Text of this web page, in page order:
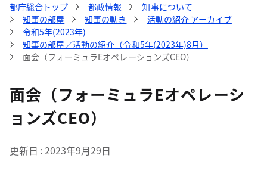
都庁総合トップ 都政情報
知事について
知事の部屋
知事の動き
活動の紹介 アーカイブ
令和5年(2023年)
知事の部屋／活動の紹介（令和5年(2023年)8月）
面会（フォーミュラEオペレーションズCEO）
面会（フォーミュラEオペレーシ
ョンズCEO）
更新日 2023年9月29日